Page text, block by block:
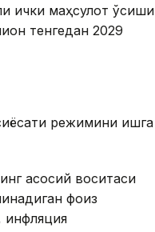
ички маҳсулот ўсиши
тенгедан 2029
режимини ишга
асосий воситаси
фоиз
инфляция